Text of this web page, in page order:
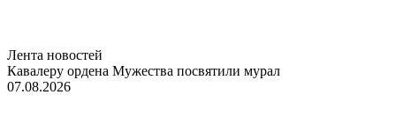
Лента новостей
Кавалеру ордена Мужества посвятили мурал
07.08.2026